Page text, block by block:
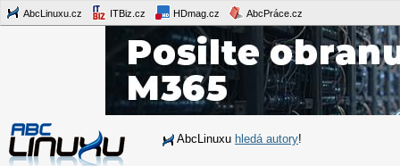
AbcLinuxu.cz ITBiz.cz HDmag.cz AbcPráce.cz
AbcLinuxu hledá autory!